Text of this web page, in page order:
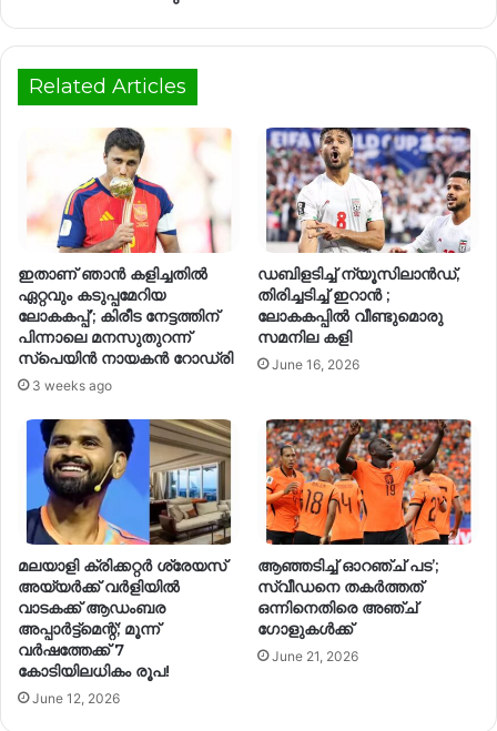
Related Articles
ഇതാണ് ഞാൻ കളിച്ചതിൽ
ഏറ്റവും കടുപ്പമേറിയ
ലോകകപ്പ്’; കിരീട നേട്ടത്തിന്
പിന്നാലെ മനസുതുറന്ന്
സ്പെയിൻ നായകൻ റോഡ്രി
3 weeks ago
ഡബിളടിച്ച് ന്യൂസിലാൻഡ്,
തിരിച്ചടിച്ച് ഇറാൻ ;
ലോകകപ്പിൽ വീണ്ടുമൊരു
സമനില കളി
June 16, 2026
മലയാളി ക്രിക്കറ്റർ ശ്രേയസ്
അയ്യർക്ക് വർളിയിൽ
വാടകക്ക് ആഡംബര
അപ്പാർട്ട്മെന്റ്; മൂന്ന്
വർഷത്തേക്ക് 7
കോടിയിലധികം രൂപ!
June 12, 2026
ആഞ്ഞടിച്ച് ഓറഞ്ച് പട’;
സ്വീഡനെ തകർത്തത്
ഒന്നിനെതിരെ അഞ്ച്
ഗോളുകൾക്ക്
June 21, 2026